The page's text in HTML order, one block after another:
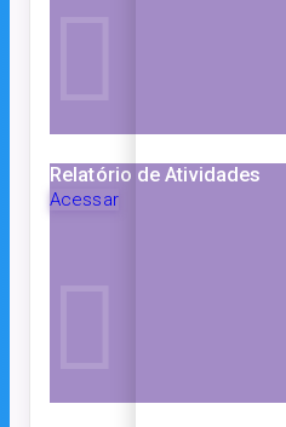
Relatório de Atividades
Acessar